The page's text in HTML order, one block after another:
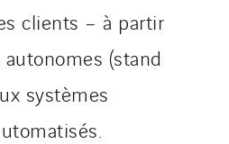
clients – à partir
(stand
systèmes